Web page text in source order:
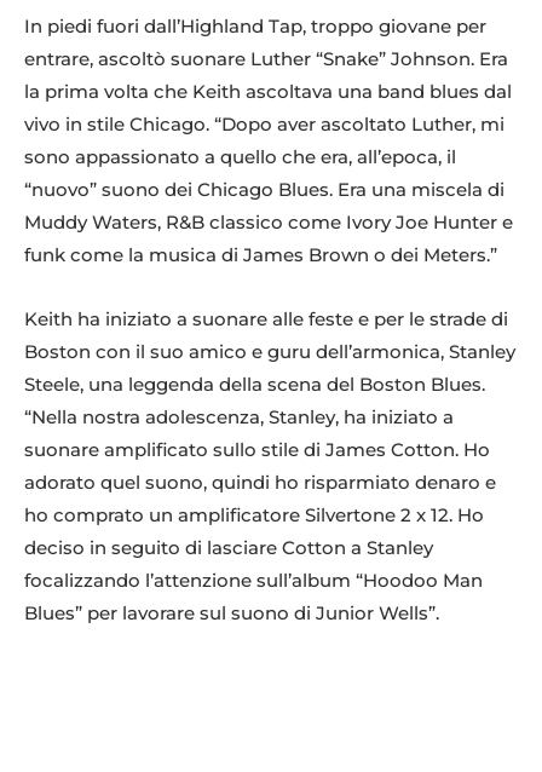
In piedi fuori dall’Highland Tap, troppo giovane per
entrare, ascoltò suonare Luther “Snake” Johnson. Era
la prima volta che Keith ascoltava una band blues dal
vivo in stile Chicago. “Dopo aver ascoltato Luther, mi
sono appassionato a quello che era, all’epoca, il
“nuovo” suono dei Chicago Blues. Era una miscela di
Muddy Waters, R&B classico come Ivory Joe Hunter e
funk come la musica di James Brown o dei Meters.”
Keith ha iniziato a suonare alle feste e per le strade di
Boston con il suo amico e guru dell’armonica, Stanley
Steele, una leggenda della scena del Boston Blues.
“Nella nostra adolescenza, Stanley, ha iniziato a
suonare amplificato sullo stile di James Cotton. Ho
adorato quel suono, quindi ho risparmiato denaro e
ho comprato un amplificatore Silvertone 2 x 12. Ho
deciso in seguito di lasciare Cotton a Stanley
focalizzando l’attenzione sull’album “Hoodoo Man
Blues” per lavorare sul suono di Junior Wells”.